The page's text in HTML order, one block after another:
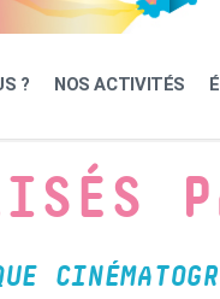
? NOS ACTIVITÉS